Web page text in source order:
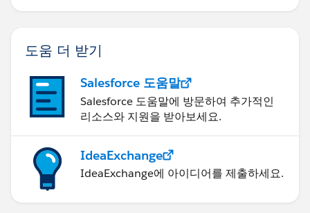
도움 더 받기
Salesforce 도움말
Salesforce 도움말에 방문하여 추가적인
리소스와 지원을 받아보세요.
IdeaExchange
IdeaExchange에 아이디어를 제출하세요.